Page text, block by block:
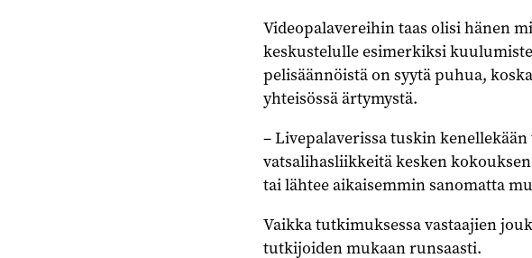
Videopalavereihin taas olisi hänen
keskustelulle esimerkiksi
pelisäännöistä on syytä puhua,
yhteisössä ärtymystä.
– Livepalaverissa tuskin
vatsalihasliikkeitä kesken
tai lähtee aikaisemmin sanomatta
Vaikka tutkimuksessa vastaajien
tutkijoiden mukaan runsaasti.